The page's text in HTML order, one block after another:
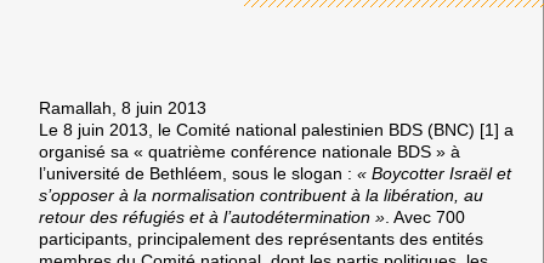
Ramallah, 8 juin 2013
Le 8 juin 2013, le Comité national palestinien BDS (BNC) [1] a
organisé sa « quatrième conférence nationale BDS » à
l’université de Bethléem, sous le slogan : « Boycotter Israël et
s’opposer à la normalisation contribuent à la libération, au
retour des réfugiés et à l’autodétermination » . Avec 700
participants, principalement des représentants des entités